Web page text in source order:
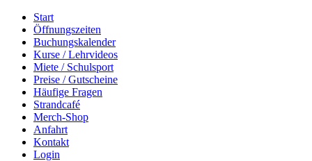
Start
Öffnungszeiten
Buchungskalender
Kurse / Lehrvideos
Miete / Schulsport
Preise / Gutscheine
Häufige Fragen
Strandcafé
Merch-Shop
Anfahrt
Kontakt
Login